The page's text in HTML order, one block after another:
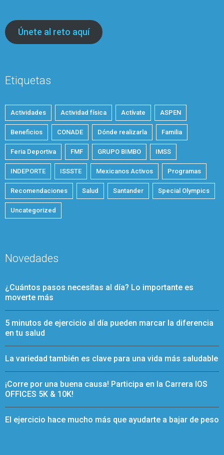
Únete al reto aquí
Etiquetas
Actividades Actividad física Actívate ASPEN
Beneficios CONADE Dónde realizarla Familia
Feria Deportiva FMF GRUPO BIMBO IMSS
INDEPORTE ISSSTE Mexicanos Activos Programas
Recomendaciones Salud Santander Special Olympics
Uncategorized
Novedades
¿Cuántos pasos necesitas al día? Lo importante es
moverte más
5 minutos de ejercicio al día pueden marcar la diferencia
en tu salud
La variedad también es clave para una vida más saludable
¡Corre por una buena causa! Participa en la Carrera IOS
OFFICES 5K & 10K!
El ejercicio hace mucho más que ayudarte a bajar de peso